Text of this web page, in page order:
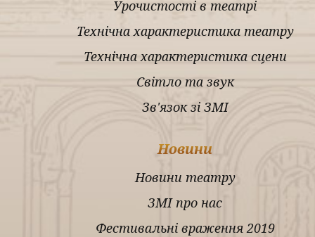
Урочистості в театрі
Технічна характеристика театру
Технічна характеристика сцени
Світло та звук
Зв'язок зі ЗМІ
Новини
Новини театру
ЗМІ про нас
Фестивальні враження 2019